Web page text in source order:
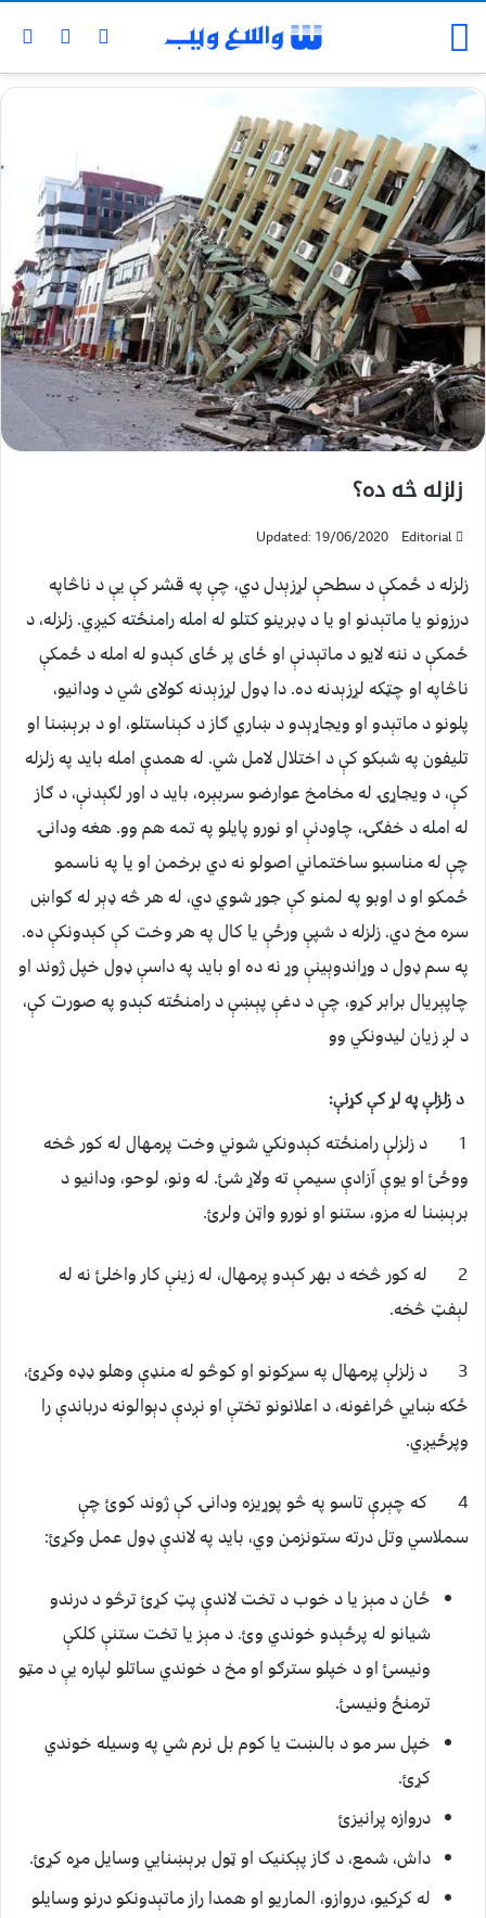
زلزله څه ده؟
Editorial
Updated: 19/06/2020
زلزله د ځمکې د سطحې لړزېدل دي، چې په قشر کې یې د ناڅاپه
درزونو یا ماتېدنو او یا د ډبرینو کتلو له امله رامنځته کيږي. زلزله، د
ځمکې د ننه لایو د ماتېدنې او ځای پر ځای کېدو له امله د ځمکې
ناڅاپه او چټکه لړزېدنه ده. دا ډول لړزېدنه کولای شي د ودانیو،
پلونو د ماتېدو او ویجاړېدو د ښاري ګاز د کېناستلو، او د برېښنا او
تلیفون په شبکو کې د اختلال لامل شي. له همدې امله باید په زلزله
کې، د ویجاړۍ له مخامخ عوارضو سربېره، باید د اور لګېدنې، د ګاز
له امله د خفګۍ، چاودنې او نورو پایلو په تمه هم وو. هغه ودانۍ
چې له مناسبو ساختماني اصولو نه دي برخمن او یا په ناسمو
ځمکو او د اوبو په لمنو کې جوړ شوي دي، له هر څه ډېر له ګواښ
سره مخ دي. زلزله د شپې ورځې یا کال په هر وخت کې کېدونکې ده.
په سم ډول د وړاندوېینې وړ نه ده او باید په داسې ډول خپل ژوند او
چاپېریال برابر کړو، چې د دغې پېښې د رامنځته کېدو په صورت کې،
د لږ زیان لیدونکي وو
د زلزلې په لړ کې کړنې:
1 د زلزلې رامنځته کېدونکي شوني وخت پرمهال له کور څخه
ووځئ او یوې آزادې سیمې ته ولاړ شئ. له ونو، لوحو، ودانیو د
برېښنا له مزو، ستنو او نورو واټن ولرئ.
2 له کور څخه د بهر کېدو پرمهال، له زینې کار واخلئ نه له
لېفټ څخه.
3 د زلزلې پرمهال په سړکونو او کوڅو له منډې وهلو ډډه وکړئ،
ځکه ښايي څراغونه، د اعلانونو تختې او نږدې دېوالونه درباندې را
وپرځيږي.
4 که چېرې تاسو په څو پوړیزه ودانۍ کې ژوند کوئ چې
سملاسي وتل درته ستونزمن وي، باید په لاندې ډول عمل وکړئ:
ځان د مېز یا د خوب د تخت لاندې پټ کړئ ترڅو د درندو
شیانو له پرځېدو خوندي وئ. د مېز یا تخت ستنې کلکې
ونیسئ او د خپلو سترګو او مخ د خوندي ساتلو لپاره یې د مټو
ترمنځ ونیسئ.
خپل سر مو د بالښت یا کوم بل نرم شي په وسیله خوندي
کړئ.
دروازه پرانیزئ
داش، شمع، د ګاز پېکنیک او ټول برېښنایي وسایل مړه کړئ.
له کړکیو، دروازو، الماریو او همدا راز ماتېدونکو درنو وسایلو